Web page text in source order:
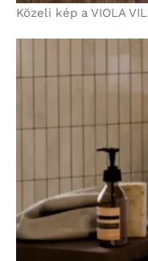
Közeli kép a VIOLA